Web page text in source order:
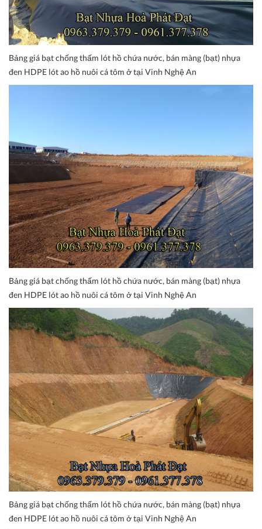
Bảng giá bạt chống thấm lót hồ chứa nước, bán màng (bạt) nhựa
đen HDPE lót ao hồ nuôi cá tôm ở tại Vinh Nghệ An
Bảng giá bạt chống thấm lót hồ chứa nước, bán màng (bạt) nhựa
đen HDPE lót ao hồ nuôi cá tôm ở tại Vinh Nghệ An
Bảng giá bạt chống thấm lót hồ chứa nước, bán màng (bạt) nhựa
đen HDPE lót ao hồ nuôi cá tôm ở tại Vinh Nghệ An